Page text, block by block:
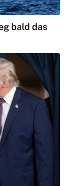
bald das